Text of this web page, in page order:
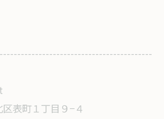
表町１丁目９−４